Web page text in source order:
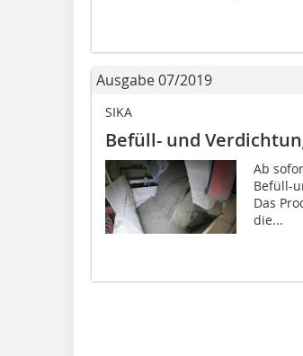
Ausgabe 07/2019
SIKA
Befüll- und
Ab
Befüll-
Das
die...